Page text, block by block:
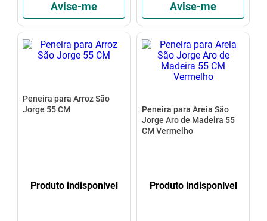
Avise-me Avise-me
Peneira para Arroz São
Jorge 55 CM
Produto indisponível
Peneira para Areia São
Jorge Aro de Madeira 55
CM Vermelho
Produto indisponível